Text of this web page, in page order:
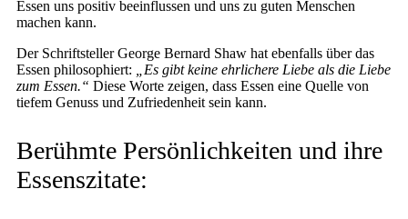
Essen uns positiv beeinflussen und uns zu guten Menschen
machen kann.
Der Schriftsteller George Bernard Shaw hat ebenfalls über das
Essen philosophiert:
„Es gibt keine ehrlichere Liebe als die Liebe
zum Essen.“ Diese Worte zeigen, dass Essen eine Quelle von
tiefem Genuss und Zufriedenheit sein kann.
Berühmte Persönlichkeiten und ihre
Essenszitate: